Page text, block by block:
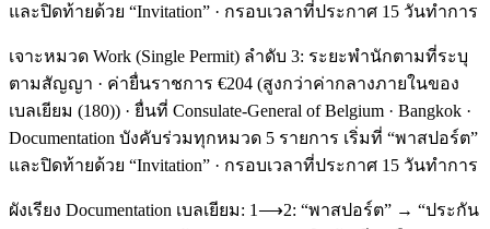
และปิดท้ายด้วย “Invitation” · กรอบเวลาที่ประกาศ 15 วันทำการ
เจาะหมวด Work (Single Permit) ลำดับ 3: ระยะพำนักตามที่ระบุ
ตามสัญญา · ค่ายื่นราชการ €204 (สูงกว่าค่ากลางภายในของ
เบลเยียม (180)) · ยื่นที่ Consulate-General of Belgium · Bangkok ·
Documentation บังคับร่วมทุกหมวด 5 รายการ เริ่มที่ “พาสปอร์ต”
และปิดท้ายด้วย “Invitation” · กรอบเวลาที่ประกาศ 15 วันทำการ
ผังเรียง Documentation เบลเยียม: 1⟶2: “พาสปอร์ต” → “ประกัน